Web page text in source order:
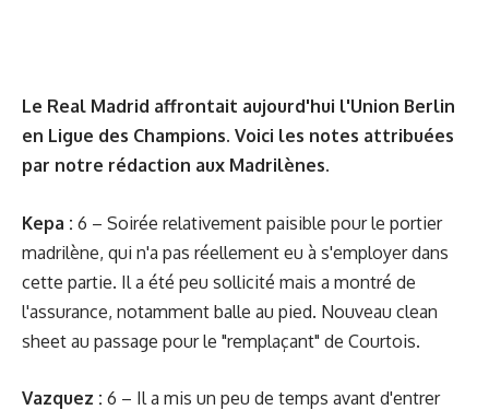
Le Real Madrid affrontait aujourd'hui l'Union Berlin
en Ligue des Champions. Voici les notes attribuées
par notre rédaction aux Madrilènes.
Kepa : 6 – Soirée relativement paisible pour le portier
madrilène, qui n'a pas réellement eu à s'employer dans
cette partie. Il a été peu sollicité mais a montré de
l'assurance, notamment balle au pied. Nouveau clean
sheet au passage pour le "remplaçant" de Courtois.
Vazquez : 6 – Il a mis un peu de temps avant d'entrer